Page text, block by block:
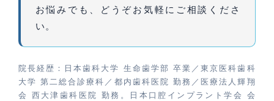
お悩みでも、どうぞお気軽にご相談くださ
い。
院長経歴：日本歯科大学 生命歯学部 卒業／東京医科歯科
大学 第二総合診療科／都内歯科医院 勤務／医療法人輝翔
会 西大津歯科医院 勤務。日本口腔インプラント学会 会